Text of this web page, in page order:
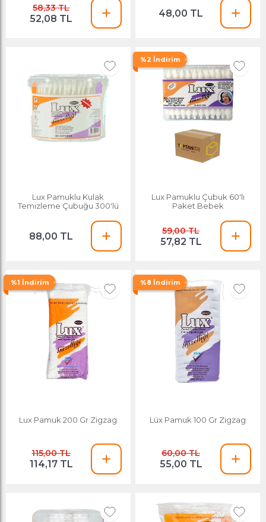
58,33 TL
52,08 TL 48,00 TL
Lux Pamuklu Kulak
Temizleme Çubuğu 300'lü
88,00 TL
%2 İndirim
Lux Pamuklu Çubuk 60'lı
Paket Bebek
59,00 TL
57,82 TL
%1 İndirim
Lux Pamuk 200 Gr Zigzag
115,00 TL
114,17 TL
%8 İndirim
Lüx Pamuk 100 Gr Zigzag
60,00 TL
55,00 TL